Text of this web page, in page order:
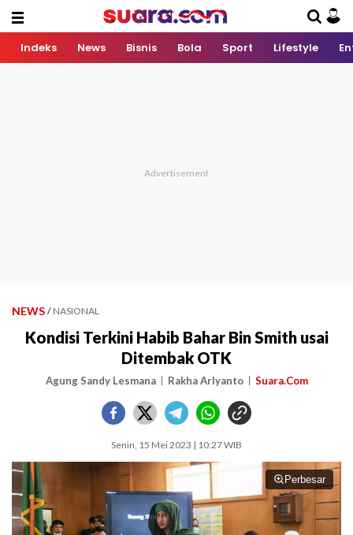
Indeks News Bisnis Bola Sport Lifestyle
NEWS / NASIONAL
Kondisi Terkini Habib Bahar Bin Smith usai
Ditembak OTK
Agung Sandy Lesmana Rakha Arlyanto Suara.Com
Senin, 15 Mei 2023 | 10:27 WIB
Perbesar